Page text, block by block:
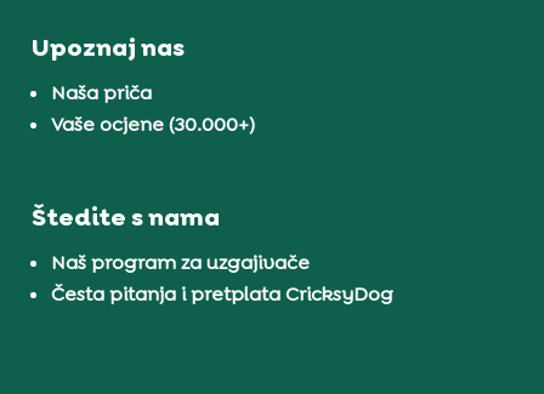
Upoznaj nas
Naša priča
Vaše ocjene (30.000+)
Štedite s nama
Naš program za uzgajivače
Česta pitanja i pretplata CricksyDog